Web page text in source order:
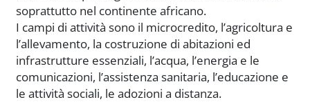
soprattutto nel continente africano.
I campi di attività sono il microcredito, l’agricoltura e
l’allevamento, la costruzione di abitazioni ed
infrastrutture essenziali, l’acqua, l’energia e le
comunicazioni, l’assistenza sanitaria, l’educazione e
le attività sociali, le adozioni a distanza.